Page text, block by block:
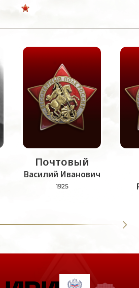
Почтовый
Василий Иванович
1925